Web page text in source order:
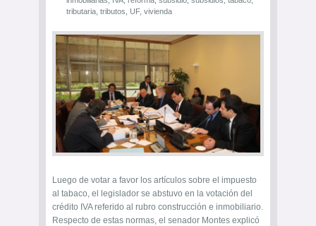
tributaria tributos UF, vivienda
Luego de votar a favor los artículos sobre el impuesto
al tabaco, el legislador se abstuvo en la votación del
crédito IVA referido al rubro construcción e inmobiliario.
Respecto de estas normas, el senador Montes explicó